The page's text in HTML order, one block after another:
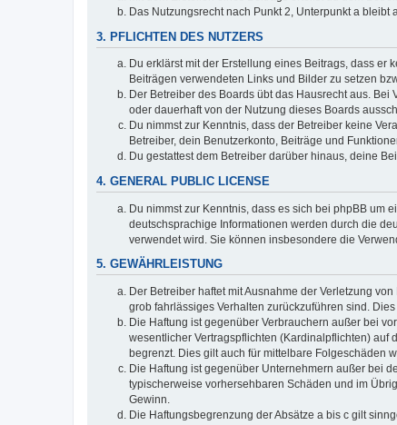
Das Nutzungsrecht nach Punkt 2, Unterpunkt a
3. PFLICHTEN DES NUTZERS
Du erklärst mit der Erstellung eines Beitrags, dass
Beiträgen verwendeten Links und Bilder zu setzen
Der Betreiber des Boards übt das Hausrecht aus.
oder dauerhaft von der Nutzung dieses Boards
Du nimmst zur Kenntnis, dass der Betreiber keine
Betreiber, dein Benutzerkonto, Beiträge und
Du gestattest dem Betreiber darüber hinaus, deine
4. GENERAL PUBLIC LICENSE
Du nimmst zur Kenntnis, dass es sich bei phpBB um
deutschsprachige Informationen werden durch die
verwendet wird. Sie können insbesondere die
5. GEWÄHRLEISTUNG
Der Betreiber haftet mit Ausnahme der Verletzung
grob fahrlässiges Verhalten zurückzuführen sind.
Die Haftung ist gegenüber Verbrauchern außer bei
wesentlicher Vertragspflichten (Kardinalpflichten) auf
begrenzt. Dies gilt auch für mittelbare Folgeschäden
Die Haftung ist gegenüber Unternehmern außer bei
typischerweise vorhersehbaren Schäden und im
Gewinn.
Die Haftungsbegrenzung der Absätze a bis c gilt